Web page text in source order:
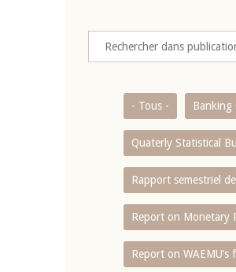
- Tous - Banking
Quaterly Statistical
Rapport semestriel
Report on Monetary
Report on